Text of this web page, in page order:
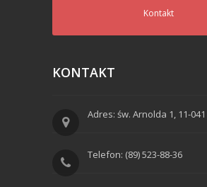
Kontakt
KONTAKT
Adres: św. Arnolda 1, 11-
Telefon: (89) 523-88-36